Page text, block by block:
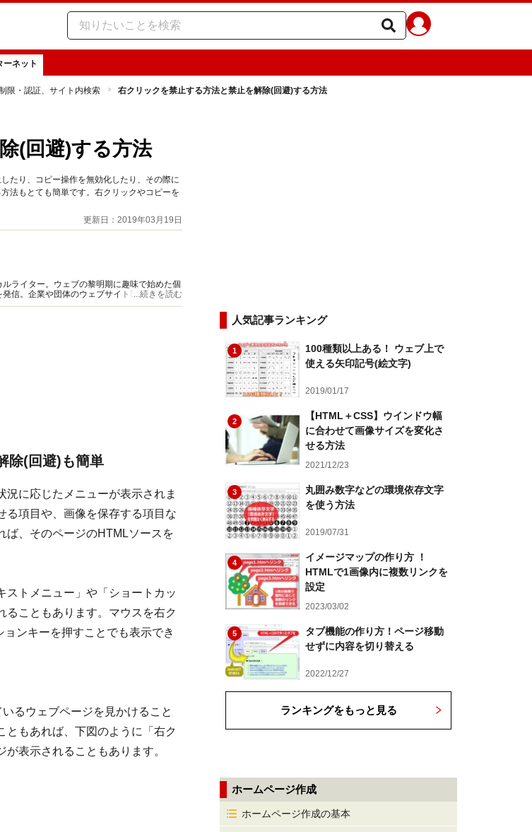
ーネット
限・認証、サイト内検索 右クリックを禁止する方法と禁止を解除(回避)する方法
(回避)する方法
たり、コピー操作を無効化したり、その際に
法もとても簡単です。右クリックやコピーを
更新日：2019年03月19日
ライター。ウェブの黎明期に趣味で始めた個
信。企業や団体のウェブサイト製作・解説書
...続きを読む
除(回避)も簡単
に応じたメニューが表示されま
る項目や、画像を保存する項目な
ば、そのページのHTMLソースを
ストメニュー」や「ショートカッ
ることもあります。マウスを右ク
ンキーを押すことでも表示でき
るウェブページを見かけること
もあれば、下図のように「右ク
表示されることもあります。
人気記事ランキング
1
100種類以上ある！ ウェブ上で
使える矢印記号(絵文字)
2019/01/17
2
【HTML＋CSS】ウインドウ幅
に合わせて画像サイズを変化さ
せる方法
2021/12/23
3
丸囲み数字などの環境依存文字
を使う方法
2019/07/31
4
イメージマップの作り方 ！
HTMLで1画像内に複数リンクを
設定
2023/03/02
5
タブ機能の作り方！ページ移動
せずに内容を切り替える
2022/12/27
ランキングをもっと見る
ホームページ作成
ホームページ作成の基本